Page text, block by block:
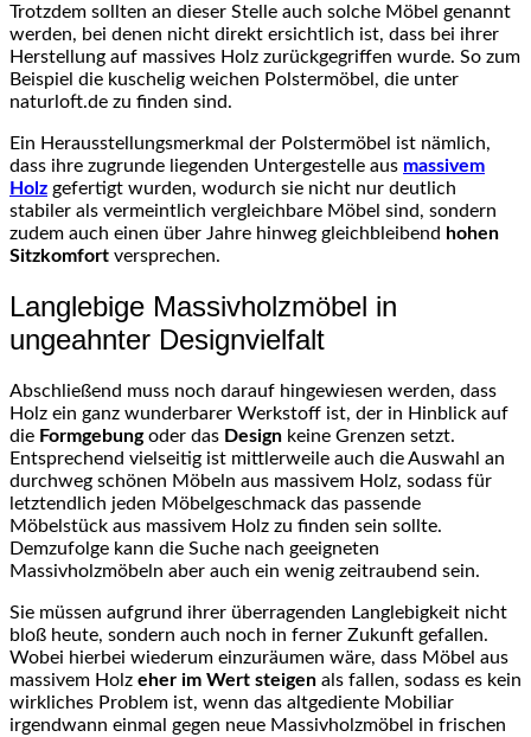
Trotzdem sollten an dieser Stelle auch solche Möbel genannt
werden, bei denen nicht direkt ersichtlich ist, dass bei ihrer
Herstellung auf massives Holz zurückgegriffen wurde. So zum
Beispiel die kuschelig weichen Polstermöbel, die unter
naturloft.de zu finden sind.
Ein Herausstellungsmerkmal der Polstermöbel ist nämlich,
dass ihre zugrunde liegenden Untergestelle aus massivem
Holz gefertigt wurden, wodurch sie nicht nur deutlich
stabiler als vermeintlich vergleichbare Möbel sind, sondern
zudem auch einen über Jahre hinweg gleichbleibend hohen
Sitzkomfort versprechen.
Langlebige Massivholzmöbel in
ungeahnter Designvielfalt
Abschließend muss noch darauf hingewiesen werden, dass
Holz ein ganz wunderbarer Werkstoff ist, der in Hinblick auf
die Formgebungoder das Design keine Grenzen setzt.
Entsprechend vielseitig ist mittlerweile auch die Auswahl an
durchweg schönen Möbeln aus massivem Holz, sodass für
letztendlich jeden Möbelgeschmack das passende
Möbelstück aus massivem Holz zu finden sein sollte.
Demzufolge kann die Suche nach geeigneten
Massivholzmöbeln aber auch ein wenig zeitraubend sein.
Sie müssen aufgrund ihrer überragenden Langlebigkeit nicht
bloß heute, sondern auch noch in ferner Zukunft gefallen.
Wobei hierbei wiederum einzuräumen wäre, dass Möbel aus
massivem Holz eher im Wert steigen als fallen, sodass es kein
wirkliches Problem ist, wenn das altgediente Mobiliar
irgendwann einmal gegen neue Massivholzmöbel in frischen